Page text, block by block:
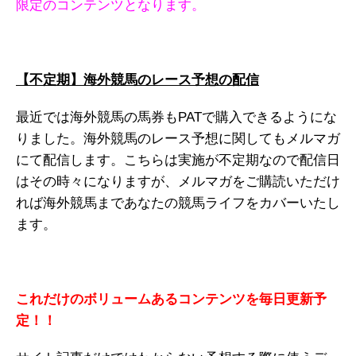
限定のコンテンツとなります。
【不定期】海外競馬のレース予想の配信
最近では海外競馬の馬券もPATで購入できるようにな
りました。海外競馬のレース予想に関してもメルマガ
にて配信します。こちらは実施が不定期なので配信日
はその時々になりますが、メルマガをご購読いただけ
れば海外競馬まであなたの競馬ライフをカバーいたし
ます。
これだけのボリュームあるコンテンツを毎日更新予
定！！